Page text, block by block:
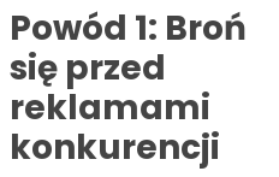
Powód 1: Broń
się przed
reklamami
konkurencji